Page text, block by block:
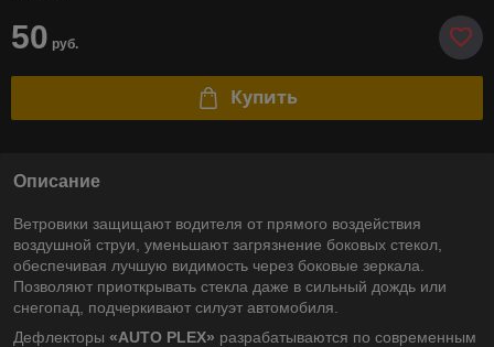
50 руб.
Купить
Описание
Ветровики защищают водителя от прямого воздействия
воздушной струи, уменьшают загрязнение боковых стекол,
обеспечивая лучшую видимость через боковые зеркала.
Позволяют приоткрывать стекла даже в сильный дождь или
снегопад, подчеркивают силуэт автомобиля.
Дефлекторы «AUTO PLEX» разрабатываются по современным